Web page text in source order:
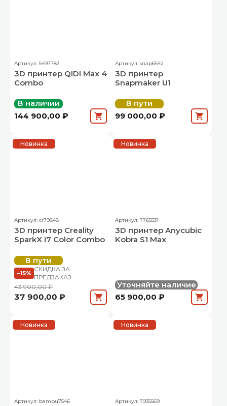
Артикул: 5497783
3D принтер QIDI Max 4
Combo
В наличии
144 900,00 ₽
Артикул: snap6542
3D принтер
Snapmaker U1
В пути
99 000,00 ₽
Новинка
Артикул: cr79848
3D принтер Creality
SparkX i7 Color Combo
В пути
−15%
СКИДКА ЗА
ПРЕДЗАКАЗ
43 900,00 ₽
37 900,00 ₽
Новинка
Артикул: 7765531
3D принтер Anycubic
Kobra S1 Max
Уточняйте наличие
65 900,00 ₽
Новинка
Артикул: bambu7546
Новинка
Артикул: 7935569